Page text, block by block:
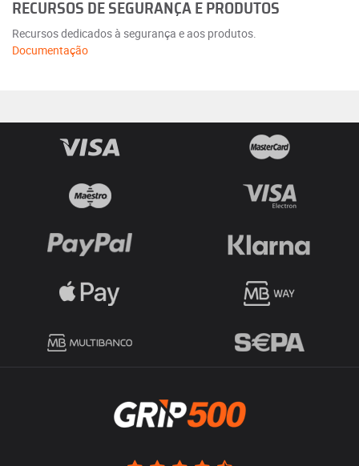
RECURSOS DE SEGURANÇA E PRODUTOS
Recursos dedicados à segurança e aos produtos.
Documentação